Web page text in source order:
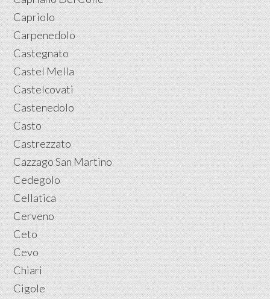
Capriolo
Carpenedolo
Castegnato
Castel Mella
Castelcovati
Castenedolo
Casto
Castrezzato
Cazzago San Martino
Cedegolo
Cellatica
Cerveno
Ceto
Cevo
Chiari
Cigole